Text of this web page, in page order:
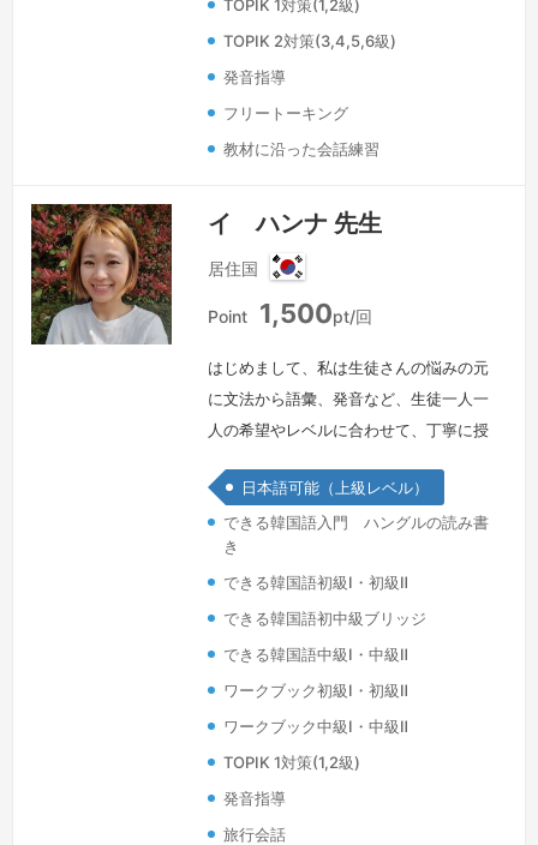
TOPIK 1対策(1,2級)
TOPIK 2対策(3,4,5,6級)
発音指導
フリートーキング
教材に沿った会話練習
イ ハンナ 先生
居住国
韓
国
Point 1,500pt/回
はじめまして、私は生徒さんの悩みの元
に文法から語彙、発音など、生徒一人一
人の希望やレベルに合わせて、丁寧に授
人気のK−POPやドラマも取り上げ、韓
国文化に触れつつ、メリハリのある楽し
い授業にしたいと思います。何卒皆さん
と韓国語の勉強ができることを楽しみに
しています。続きを見る »
日本語可能（上級レベル）
できる韓国語入門 ハングルの読み書
き
できる韓国語初級Ⅰ・初級Ⅱ
できる韓国語初中級ブリッジ
できる韓国語中級Ⅰ・中級Ⅱ
ワークブック初級Ⅰ・初級Ⅱ
ワークブック中級Ⅰ・中級Ⅱ
TOPIK 1対策(1,2級)
発音指導
旅行会話